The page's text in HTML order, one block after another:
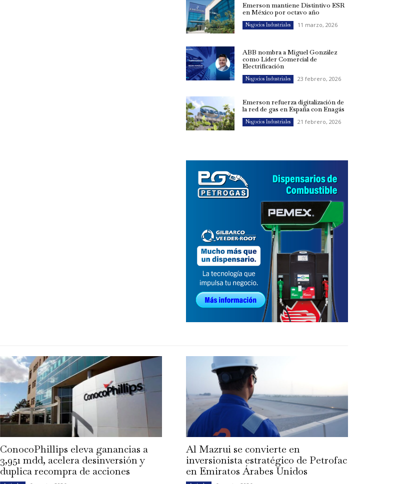
Emerson mantiene Distintivo ESR
en México por octavo año
Negocios Industriales 11 marzo, 2026
ABB nombra a Miguel González
como Líder Comercial de
Electrificación
Negocios Industriales 23 febrero, 2026
Emerson refuerza digitalización de
la red de gas en España con Enagás
Negocios Industriales 21 febrero, 2026
ConocoPhillips eleva ganancias a
3,951 mdd, acelera desinversión y
duplica recompra de acciones
Al Mazrui se convierte en
inversionista estratégico de Petrofac
en Emiratos Árabes Unidos